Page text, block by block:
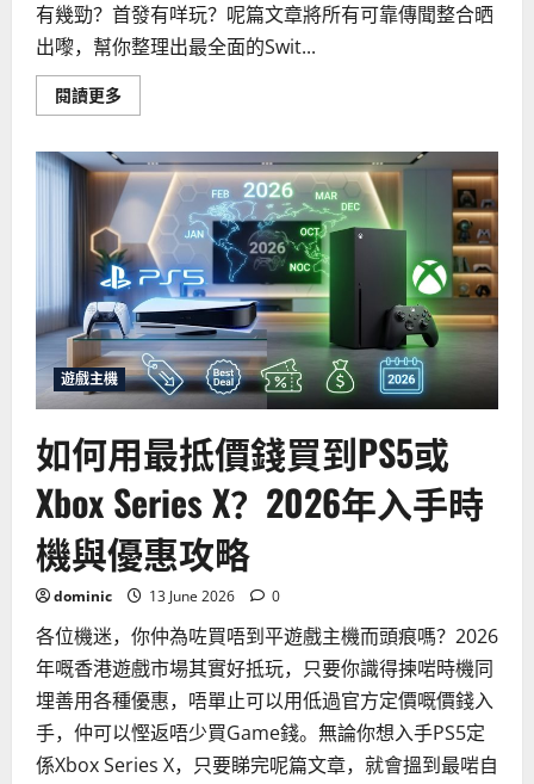
有幾勁？首發有咩玩？呢篇文章將所有可靠傳聞整合晒
出嚟，幫你整理出最全面的Swit...
閱讀更多Read
more
2
傳
聞
整
合：
2026
年
任
天
堂
下
一
代
主
機
規
發
售
日
期
與
發
遊
戲
預
遊戲主機
如何用最抵價錢買到PS5或
Xbox Series X？2026年入手時
機與優惠攻略
dominic 13 June 2026 0
各位機迷，你仲為咗買唔到平遊戲主機而頭痕嗎？2026
年嘅香港遊戲市場其實好抵玩，只要你識得揀啱時機同
埋善用各種優惠，唔單止可以用低過官方定價嘅價錢入
手，仲可以慳返唔少買Game錢。無論你想入手PS5定
係Xbox Series X，只要睇完呢篇文章，就會搵到最啱自